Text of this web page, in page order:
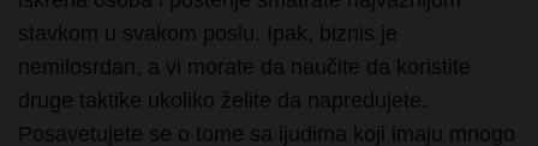
nemilosrdan, a vi morate da naučite da koristite
druge taktike ukoliko želite da napredujete.
Posavetujete se o tome sa ljudima koji imaju mnogo
više poslovnog iskustva od vas.